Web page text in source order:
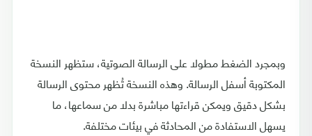
وبمجرد الضغط مطولا على الرسالة الصوتية، ستظهر النسخة
المكتوبة أسفل الرسالة. وهذه النسخة تُظهر محتوى الرسالة
بشكل دقيق ويمكن قراءتها مباشرة بدلا من سماعها، ما
يسهل الاستفادة من المحادثة في بيئات مختلفة.